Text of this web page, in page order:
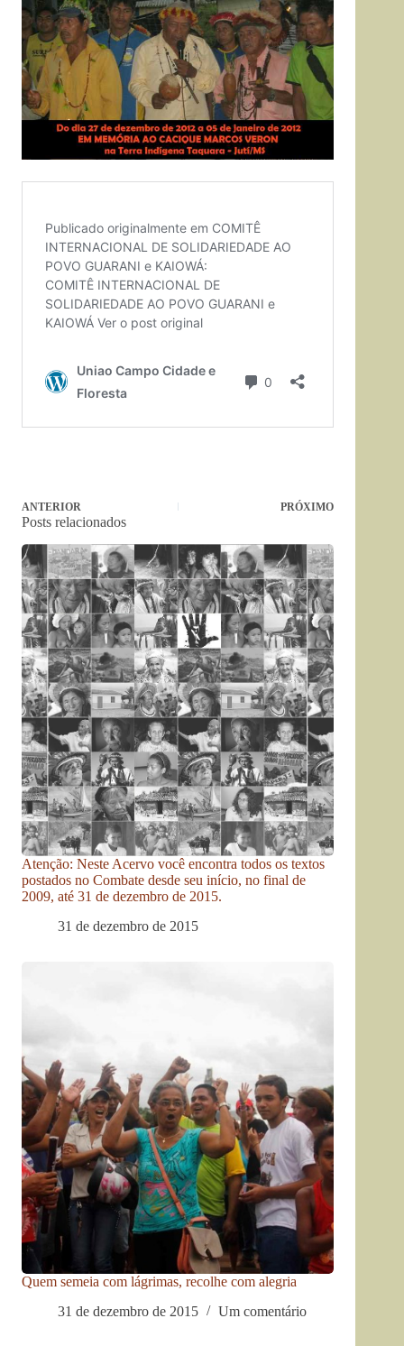
ANTERIOR PRÓXIMO
Posts relacionados
Atenção: Neste Acervo você encontra todos os textos
postados no Combate desde seu início, no final de
2009, até 31 de dezembro de 2015.
31 de dezembro de 2015
Quem semeia com lágrimas, recolhe com alegria
31 de dezembro de 2015
Um comentário